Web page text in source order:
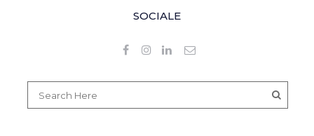
SOCIALE